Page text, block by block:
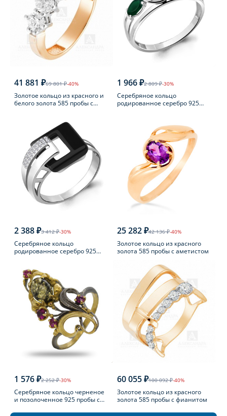
41 881 ₽69 801 ₽-40%
Золотое кольцо из красного и
белого золота 585 пробы с
1 966 ₽2 809 ₽-30%
Серебряное кольцо
родированное серебро 925
2 388 ₽3 412 ₽-30%
Серебряное кольцо
родированное серебро 925
25 282 ₽42 136 ₽-40%
Золотое кольцо из красного
золота 585 пробы с аметистом
1 576 ₽2 252 ₽-30%
Серебряное кольцо черненое
и позолоченное 925 пробы с
60 055 ₽100 092 ₽-40%
Золотое кольцо из красного
золота 585 пробы с фианитом